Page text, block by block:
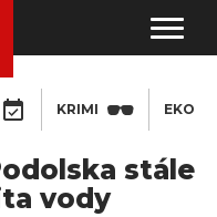
KRIMI
stále
vody